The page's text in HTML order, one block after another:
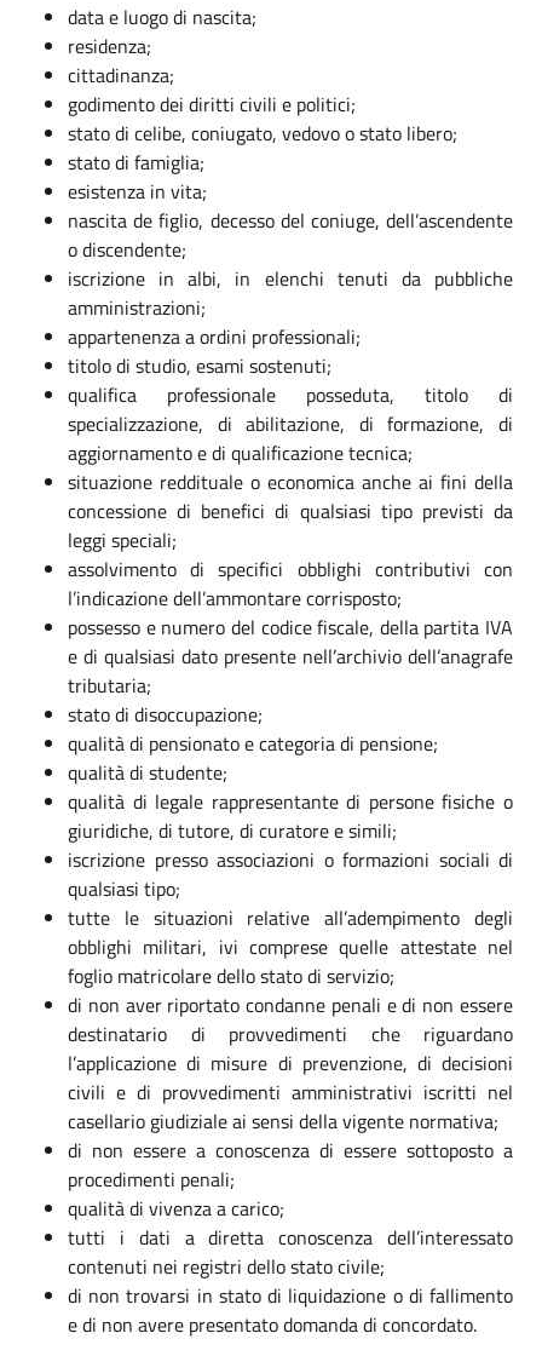
data e luogo di nascita;
residenza;
cittadinanza;
godimento dei diritti civili e politici;
stato di celibe, coniugato, vedovo o stato libero;
stato di famiglia;
esistenza in vita;
nascita de figlio, decesso del coniuge, dell’ascendente
o discendente;
iscrizione in albi, in elenchi tenuti da pubbliche
amministrazioni;
appartenenza a ordini professionali;
titolo di studio, esami sostenuti;
qualifica professionale posseduta, titolo di
specializzazione, di abilitazione, di formazione, di
aggiornamento e di qualificazione tecnica;
situazione reddituale o economica anche ai fini della
concessione di benefici di qualsiasi tipo previsti da
leggi speciali;
assolvimento di specifici obblighi contributivi con
l’indicazione dell’ammontare corrisposto;
possesso e numero del codice fiscale, della partita IVA
e di qualsiasi dato presente nell’archivio dell’anagrafe
tributaria;
stato di disoccupazione;
qualità di pensionato e categoria di pensione;
qualità di studente;
qualità di legale rappresentante di persone fisiche o
giuridiche, di tutore, di curatore e simili;
iscrizione presso associazioni o formazioni sociali di
qualsiasi tipo;
tutte le situazioni relative all’adempimento degli
obblighi militari, ivi comprese quelle attestate nel
foglio matricolare dello stato di servizio;
di non aver riportato condanne penali e di non essere
destinatario di provvedimenti che riguardano
l’applicazione di misure di prevenzione, di decisioni
civili e di provvedimenti amministrativi iscritti nel
casellario giudiziale ai sensi della vigente normativa;
di non essere a conoscenza di essere sottoposto a
procedimenti penali;
qualità di vivenza a carico;
tutti i dati a diretta conoscenza dell’interessato
contenuti nei registri dello stato civile;
di non trovarsi in stato di liquidazione o di fallimento
e di non avere presentato domanda di concordato.